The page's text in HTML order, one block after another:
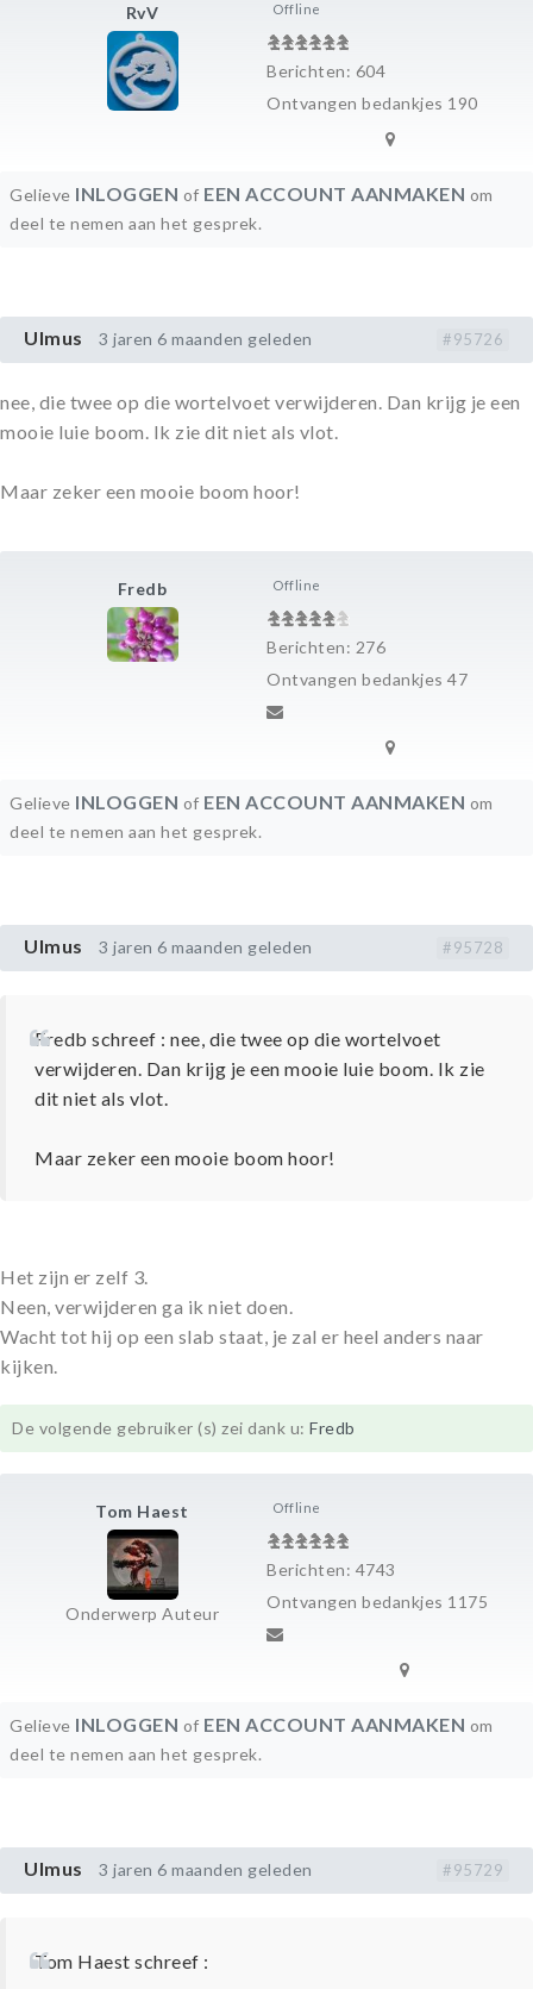
RvV Offline
Berichten: 604
Ontvangen bedankjes 190
Gelieve INLOGGEN of EEN ACCOUNT AANMAKEN om
deel te nemen aan het gesprek.
Ulmus 3 jaren 6 maanden geleden #95726
Fredb Offline
Berichten: 276
Ontvangen bedankjes 47
nee, die twee op die wortelvoet verwijderen. Dan krijg je een
mooie luie boom. Ik zie dit niet als vlot.
Maar zeker een mooie boom hoor!
Gelieve INLOGGEN of EEN ACCOUNT AANMAKEN om
deel te nemen aan het gesprek.
Ulmus 3 jaren 6 maanden geleden #95728
Tom Haest
Onderwerp Auteur
Offline
Berichten: 4743
Ontvangen bedankjes 1175
Fredb schreef : nee, die twee op die wortelvoet
verwijderen. Dan krijg je een mooie luie boom. Ik zie
dit niet als vlot.
Maar zeker een mooie boom hoor!
Het zijn er zelf 3.
Neen, verwijderen ga ik niet doen.
Wacht tot hij op een slab staat, je zal er heel anders naar
kijken.
De volgende gebruiker (s) zei dank u: Fredb
Gelieve INLOGGEN of EEN ACCOUNT AANMAKEN om
deel te nemen aan het gesprek.
Ulmus 3 jaren 6 maanden geleden #95729
Tom Haest schreef :